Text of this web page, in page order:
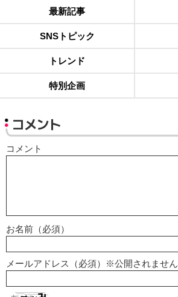
最新記事
SNSトピック
トレンド
特別企画
コメント
コメント
お名前（必須）
メールアドレス（必須）※公開されません